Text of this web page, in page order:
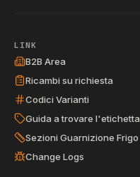
LINK
B2B Area
Ricambi su richiesta
Codici Varianti
Guida a trovare l'etichetta
Sezioni Guarnizione Frigo
Change Logs